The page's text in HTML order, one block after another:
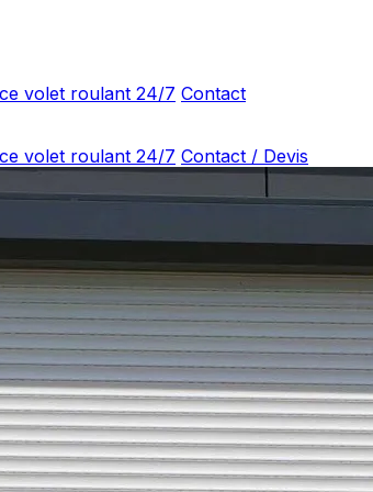
volet roulant 24/7 Contact
volet roulant 24/7 Contact / Devis